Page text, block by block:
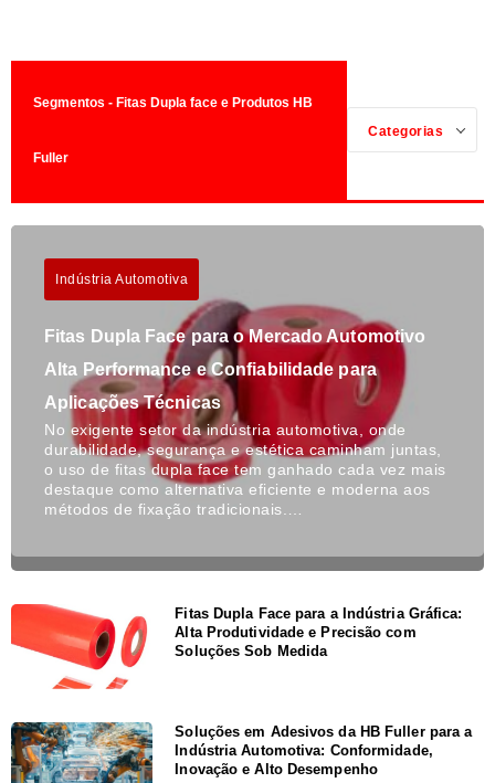
Segmentos - Fitas Dupla face e Produtos HB
Fuller
Categorias
Indústria Automotiva
Fitas Dupla Face para o Mercado Automotivo
Alta Performance e Confiabilidade para
Aplicações Técnicas
No exigente setor da indústria automotiva, onde
durabilidade, segurança e estética caminham juntas,
o uso de fitas dupla face tem ganhado cada vez mais
destaque como alternativa eficiente e moderna aos
métodos de fixação tradicionais.…
Fitas Dupla Face para a Indústria Gráfica:
Alta Produtividade e Precisão com
Soluções Sob Medida
Soluções em Adesivos da HB Fuller para a
Indústria Automotiva: Conformidade,
Inovação e Alto Desempenho